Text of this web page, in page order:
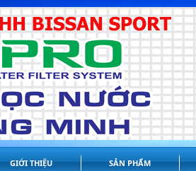
GIỚI THIỆU SẢN PHẨM